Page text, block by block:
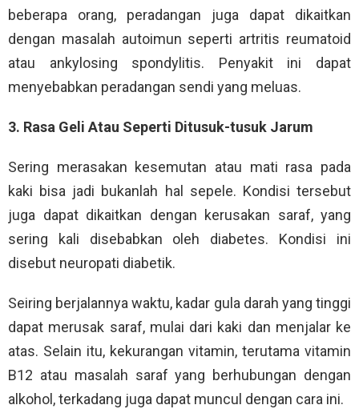
beberapa orang, peradangan juga dapat dikaitkan
dengan masalah autoimun seperti artritis reumatoid
atau ankylosing spondylitis. Penyakit ini dapat
menyebabkan peradangan sendi yang meluas.
3. Rasa Geli Atau Seperti Ditusuk-tusuk Jarum
Sering merasakan kesemutan atau mati rasa pada
kaki bisa jadi bukanlah hal sepele. Kondisi tersebut
juga dapat dikaitkan dengan kerusakan saraf, yang
sering kali disebabkan oleh diabetes. Kondisi ini
disebut neuropati diabetik.
Seiring berjalannya waktu, kadar gula darah yang tinggi
dapat merusak saraf, mulai dari kaki dan menjalar ke
atas. Selain itu, kekurangan vitamin, terutama vitamin
B12 atau masalah saraf yang berhubungan dengan
alkohol, terkadang juga dapat muncul dengan cara ini.